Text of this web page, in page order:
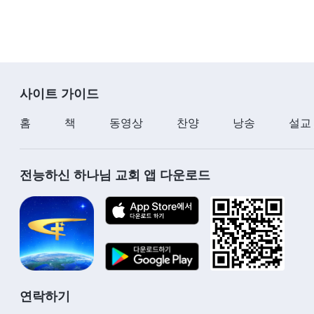
사이트 가이드
홈 책 동영상 찬양 낭송 설교
전능하신 하나님 교회 앱 다운로드
연락하기